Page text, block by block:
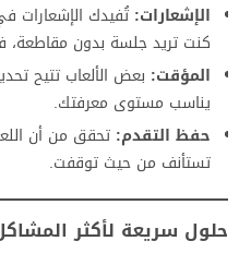
الإشعارات: تُفيدك الإشعارات
كنت تريد جلسة بدون مقاطعة،
المؤقت: بعض الألعاب تتيح
يناسب مستوى معرفتك.
حفظ التقدم: تحقق من أن
تستأنف من حيث توقفت.
حلول سريعة لأكثر